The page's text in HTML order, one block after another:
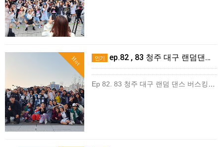
Hot 인기 ep.82 , 83 청주 대구 랜덤댄스버스킹 후기